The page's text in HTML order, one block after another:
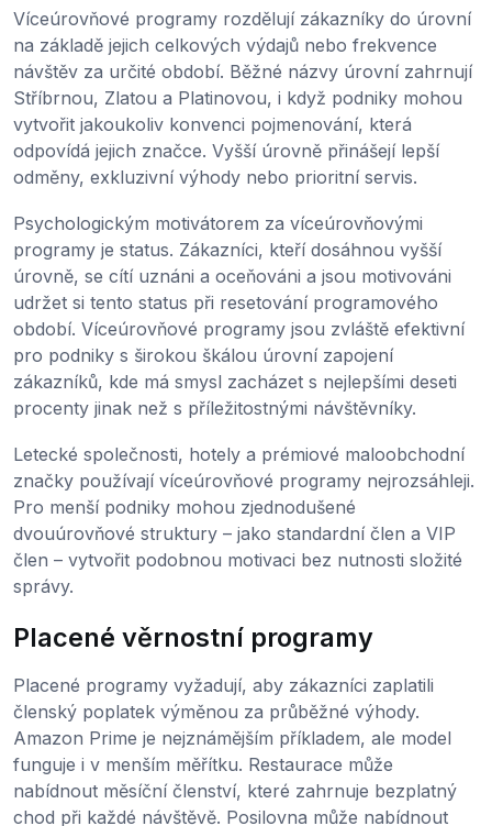
Víceúrovňové programy rozdělují zákazníky do úrovní
na základě jejich celkových výdajů nebo frekvence
návštěv za určité období. Běžné názvy úrovní zahrnují
Stříbrnou, Zlatou a Platinovou, i když podniky mohou
vytvořit jakoukoliv konvenci pojmenování, která
odpovídá jejich značce. Vyšší úrovně přinášejí lepší
odměny, exkluzivní výhody nebo prioritní servis.
Psychologickým motivátorem za víceúrovňovými
programy je status. Zákazníci, kteří dosáhnou vyšší
úrovně, se cítí uznáni a oceňováni a jsou motivováni
udržet si tento status při resetování programového
období. Víceúrovňové programy jsou zvláště efektivní
pro podniky s širokou škálou úrovní zapojení
zákazníků, kde má smysl zacházet s nejlepšími deseti
procenty jinak než s příležitostnými návštěvníky.
Letecké společnosti, hotely a prémiové maloobchodní
značky používají víceúrovňové programy nejrozsáhleji.
Pro menší podniky mohou zjednodušené
dvouúrovňové struktury – jako standardní člen a VIP
člen – vytvořit podobnou motivaci bez nutnosti složité
správy.
Placené věrnostní programy
Placené programy vyžadují, aby zákazníci zaplatili
členský poplatek výměnou za průběžné výhody.
Amazon Prime je nejznámějším příkladem, ale model
funguje i v menším měřítku. Restaurace může
nabídnout měsíční členství, které zahrnuje bezplatný
chod při každé návštěvě. Posilovna může nabídnout